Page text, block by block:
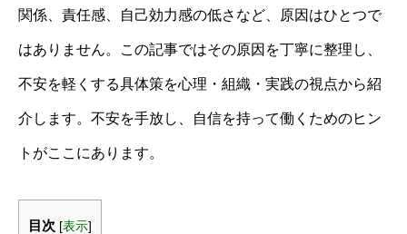
関係、責任感、自己効力感の低さなど、原因はひとつで
はありません。この記事ではその原因を丁寧に整理し、
不安を軽くする具体策を心理・組織・実践の視点から紹
介します。不安を手放し、自信を持って働くためのヒン
トがここにあります。
目次 [表示]